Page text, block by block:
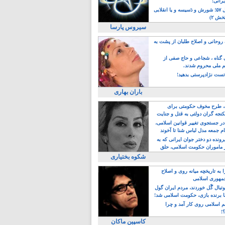
رویداد سال ۵۷؛ شورش و دَسیسه و یا انقلابی
۲)
سیروس پارسا
و اصلاح طلبان از پشت به
گناه ، شجاعی و حاج صفی از
ملی محروم شدند.
نژادپرستی بدهید!
باران بهاری
مخوف حکومتی برای
گران دولتی به قتل و جنایت
جستجوی تغییر قوانین اسلامی،
جمعه مدل لباس شنا تا آخوند
دو دختر جوان ایرانی که به
ماموران حکومت اسلامی، حلق
شکوه بختیاری
به تاریخچه میانه روی و اصلاح
اسلامی
گًل خوردند، مردم ایران گول
برنده بازی، حکومت اسلامی شد!
اسلامی روی کار آمد و چرا
کاسپین ماکان